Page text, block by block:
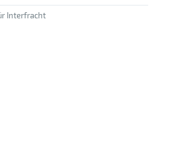
Interfracht